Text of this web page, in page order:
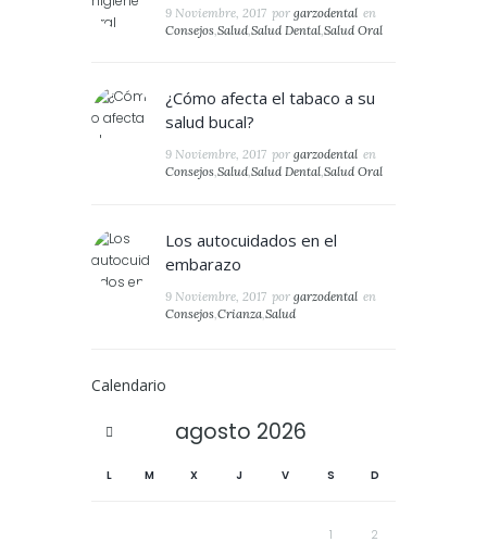
9 Noviembre, 2017 por garzodental en
Consejos, Salud, Salud Dental, Salud Oral
¿Cómo afecta el tabaco a su
salud bucal?
9 Noviembre, 2017 por garzodental en
Consejos,Salud,Salud Dental,Salud Oral
Los autocuidados en el
embarazo
9 Noviembre, 2017 por garzodental en
Consejos,Crianza,Salud
Calendario
agosto 2026
L M X J V S D
1 2